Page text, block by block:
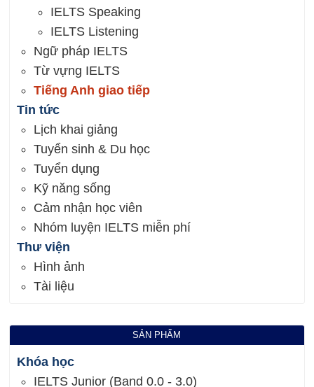
IELTS Speaking
IELTS Listening
Ngữ pháp IELTS
Từ vựng IELTS
Tiếng Anh giao tiếp
Tin tức
Lịch khai giảng
Tuyển sinh & Du học
Tuyển dụng
Kỹ năng sống
Cảm nhận học viên
Nhóm luyện IELTS miễn phí
Thư viện
Hình ảnh
Tài liệu
SẢN PHẨM
Khóa học
IELTS Junior (Band 0.0 - 3.0)